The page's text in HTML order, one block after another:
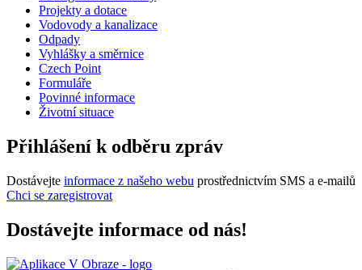
Projekty a dotace
Vodovody a kanalizace
Odpady
Vyhlášky a směrnice
Czech Point
Formuláře
Povinné informace
Životní situace
Přihlášení k odběru zpráv
Dostávejte informace z našeho webu prostřednictvím SMS a e-mailů
Chci se zaregistrovat
Dostávejte informace od nás!